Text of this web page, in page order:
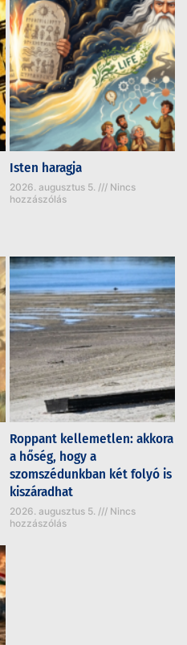
Isten haragja
2026. augusztus 5.
Nincs
hozzászólás
Roppant kellemetlen: akkora
a hőség, hogy a
szomszédunkban két folyó is
kiszáradhat
2026. augusztus 5.
Nincs
hozzászólás